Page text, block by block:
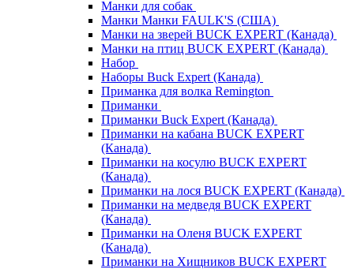
Манки для собак
Манки Манки FAULK'S (США)
Манки на зверей BUCK EXPERT (Канада)
Манки на птиц BUCK EXPERT (Канада)
Набор
Наборы Buck Expert (Канада)
Приманка для волка Remington
Приманки
Приманки Buck Expert (Канада)
Приманки на кабана BUCK EXPERT
(Канада)
Приманки на косулю BUCK EXPERT
(Канада)
Приманки на лося BUCK EXPERT (Канада)
Приманки на медведя BUCK EXPERT
(Канада)
Приманки на Оленя BUCK EXPERT
(Канада)
Приманки на Хищников BUCK EXPERT